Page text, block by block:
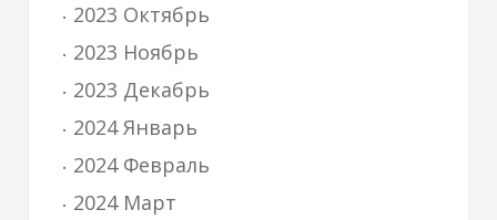
2023 Октябрь
2023 Ноябрь
2023 Декабрь
2024 Январь
2024 Февраль
2024 Март